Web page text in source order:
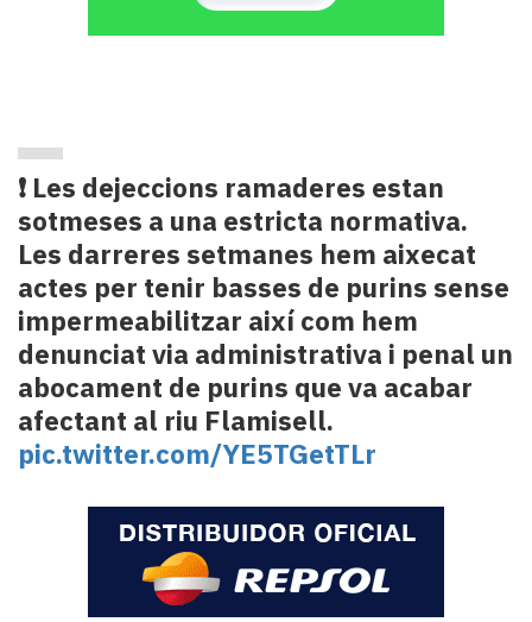
❗ Les dejeccions ramaderes estan
sotmeses a una estricta normativa.
Les darreres setmanes hem aixecat
actes per tenir basses de purins sense
impermeabilitzar així com hem
denunciat via administrativa i penal un
abocament de purins que va acabar
afectant al riu Flamisell.
pic.twitter.com/YE5TGetTLr